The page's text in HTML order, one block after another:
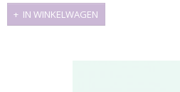
IN WINKELWAGEN